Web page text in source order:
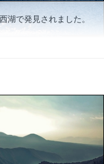
湖で発見されました。